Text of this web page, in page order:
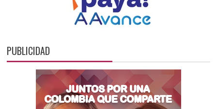
PUBLICIDAD